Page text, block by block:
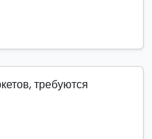
требуются